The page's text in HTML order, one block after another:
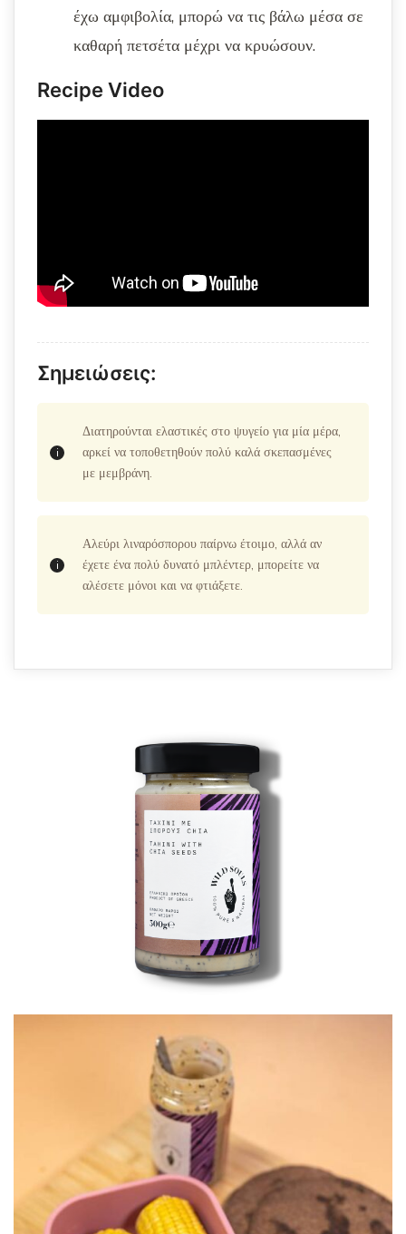
έχω αμφιβολία, μπορώ να τις βάλω μέσα σε
καθαρή πετσέτα μέχρι να κρυώσουν.
Recipe Video
Σημειώσεις:
Διατηρούνται ελαστικές στο ψυγείο για μία μέρα,
αρκεί να τοποθετηθούν πολύ καλά σκεπασμένες
με μεμβράνη.
Αλεύρι λιναρόσπορου παίρνω έτοιμο, αλλά αν
έχετε ένα πολύ δυνατό μπλέντερ, μπορείτε να
αλέσετε μόνοι και να φτιάξετε.